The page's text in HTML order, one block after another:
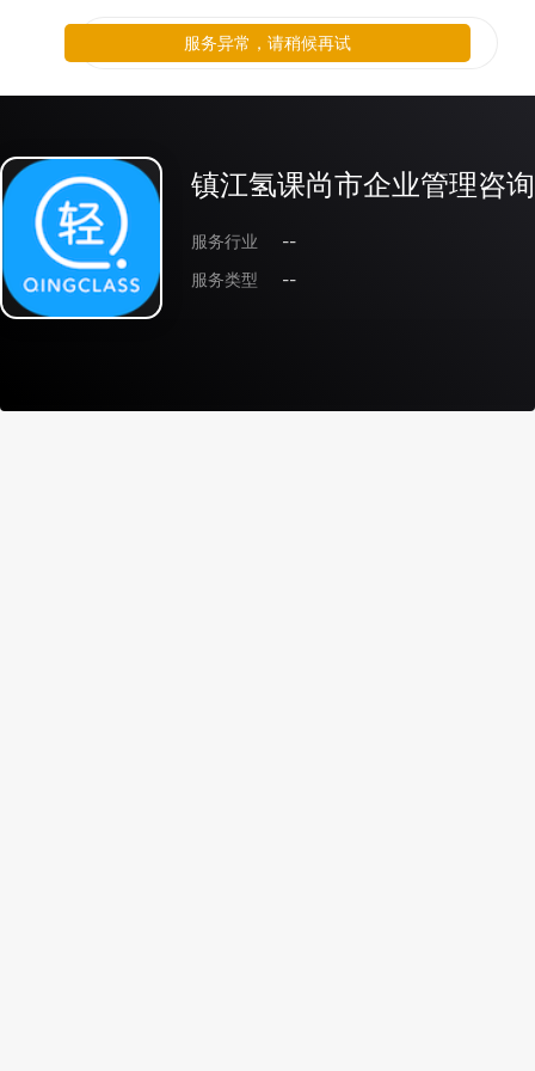
镇江氢课尚市企业管理咨
服务行业
--
服务类型
--
服务异常，请稍候再试